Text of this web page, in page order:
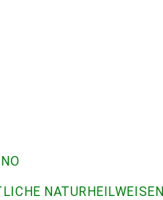
NATURHEILWEISEN